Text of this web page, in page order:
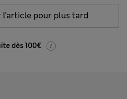
pour plus tard
dès 100€